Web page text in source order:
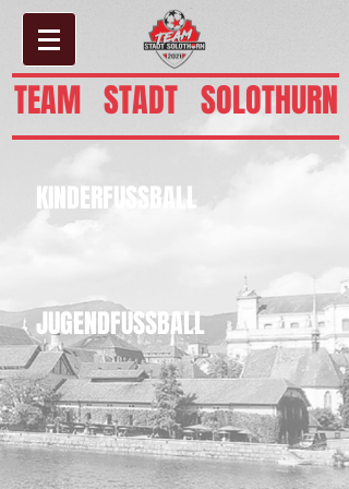
TEAM STADT SOLOTHURN
KINDERFUSSBALL
JUGENDFUSSBALL